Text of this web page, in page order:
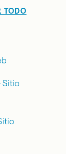
TODO
Sitio